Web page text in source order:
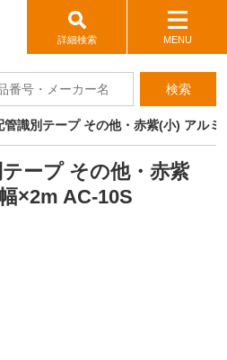
詳細検索 MENU
検索
管識別テープ その他・赤紫(小) アル
ープ その他・赤紫
×2m AC-10S